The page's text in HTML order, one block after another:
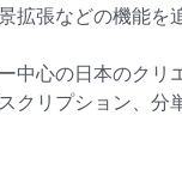
拡張などの機能を
中心の日本のクリ
クリプション、分